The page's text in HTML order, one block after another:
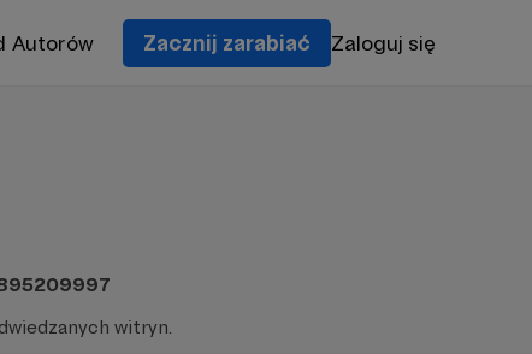
Autorów Zacznij zarabiać Zaloguj się
witryn.